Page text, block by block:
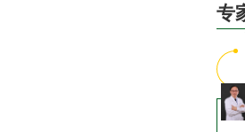
专